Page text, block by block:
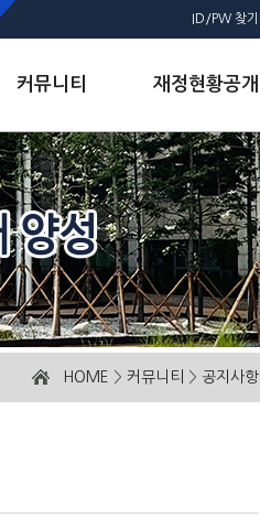
ID/PW 찾기
커뮤니티 재정현황공개
HOME > 커뮤니티 > 공지사항